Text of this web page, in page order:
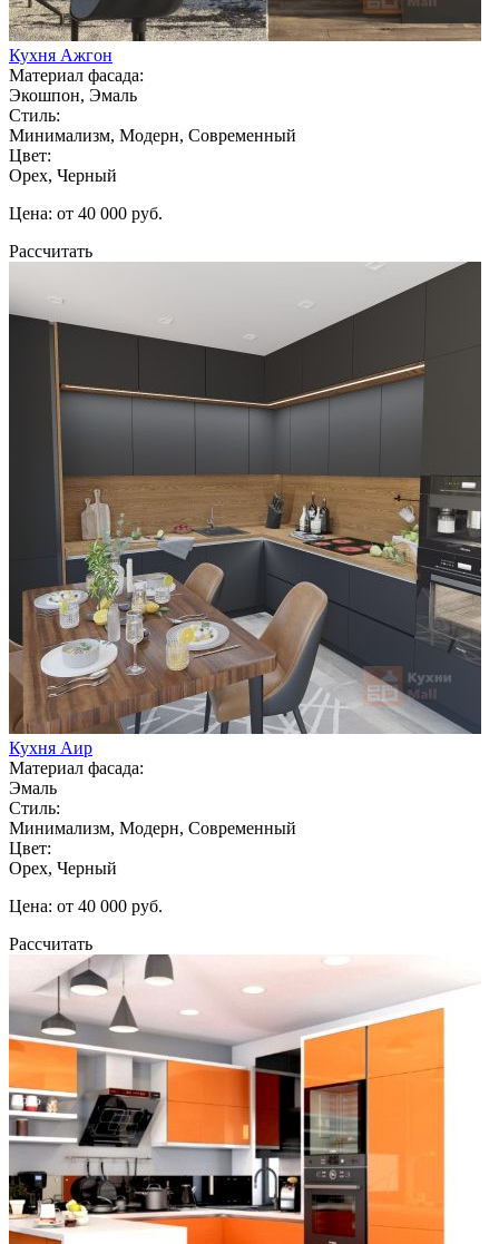
Кухня Ажгон
Материал фасада:
Экошпон, Эмаль
Стиль:
Минимализм, Модерн, Современный
Цвет:
Орех, Черный
Цена: от 40 000 руб.
Рассчитать
Кухня Аир
Материал фасада:
Эмаль
Стиль:
Минимализм, Модерн, Современный
Цвет:
Орех, Черный
Цена: от 40 000 руб.
Рассчитать